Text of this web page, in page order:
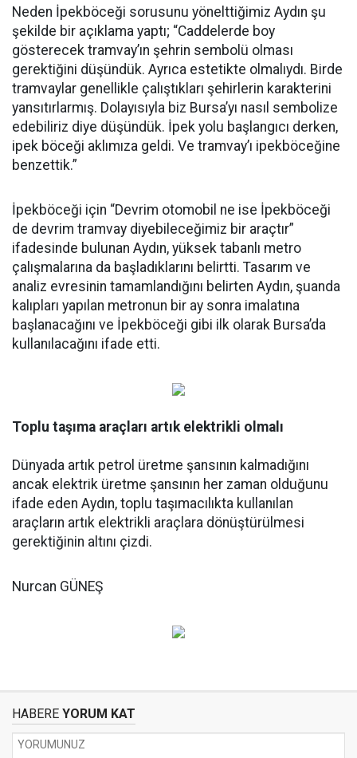
Neden İpekböceği sorusunu yönelttiğimiz Aydın şu
şekilde bir açıklama yaptı; “Caddelerde boy
gösterecek tramvay’ın şehrin sembolü olması
gerektiğini düşündük. Ayrıca estetikte olmalıydı. Birde
tramvaylar genellikle çalıştıkları şehirlerin karakterini
yansıtırlarmış. Dolayısıyla biz Bursa’yı nasıl sembolize
edebiliriz diye düşündük. İpek yolu başlangıcı derken,
ipek böceği aklımıza geldi. Ve tramvay’ı ipekböceğine
benzettik.”
İpekböceği için “Devrim otomobil ne ise İpekböceği
de devrim tramvay diyebileceğimiz bir araçtır”
ifadesinde bulunan Aydın, yüksek tabanlı metro
çalışmalarına da başladıklarını belirtti. Tasarım ve
analiz evresinin tamamlandığını belirten Aydın, şuanda
kalıpları yapılan metronun bir ay sonra imalatına
başlanacağını ve İpekböceği gibi ilk olarak Bursa’da
kullanılacağını ifade etti.
Toplu taşıma araçları artık elektrikli olmalı
Dünyada artık petrol üretme şansının kalmadığını
ancak elektrik üretme şansının her zaman olduğunu
ifade eden Aydın, toplu taşımacılıkta kullanılan
araçların artık elektrikli araçlara dönüştürülmesi
gerektiğinin altını çizdi.
Nurcan GÜNEŞ
HABERE YORUM KAT